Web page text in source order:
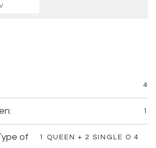
4
1
of
1 QUEEN + 2 SINGLE O 4